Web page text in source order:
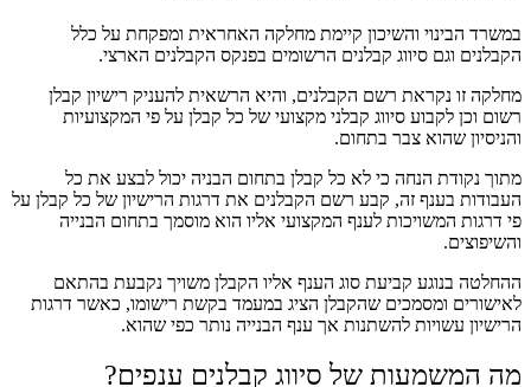
במשרד הבינוי והשיכון קיימת מחלקה האחראית ומפקחת על כלל
הקבלנים וגם סיווג קבלנים הרשומים בפנקס הקבלנים הארצי.
מחלקה זו נקראת רשם הקבלנים, והיא הרשאית להעניק רישיון קבלן
רשום וכן לקבוע סיווג קבלני מקצועי של כל קבלן על פי המקצועיות
והניסיון שהוא צבר בתחום.
מתוך נקודת הנחה כי לא כל קבלן בתחום הבניה יכול לבצע את כל
העבודות בענף זה, קבע רשם הקבלנים את דרגות הרישיון של כל קבלן על
פי דרגות המשויכות לענף המקצועי אליו הוא מוסמך בתחום הבנייה
והשיפוצים.
ההחלטה בנוגע קביעת סוג הענף אליו הקבלן משויך נקבעת בהתאם
לאישורים ומסמכים שהקבלן הציג במעמד בקשת רישומו, כאשר דרגות
הרישיון עשויות להשתנות אך ענף הבנייה נותר כפי שהוא.
מה המשמעות של סיווג קבלנים ענפים?